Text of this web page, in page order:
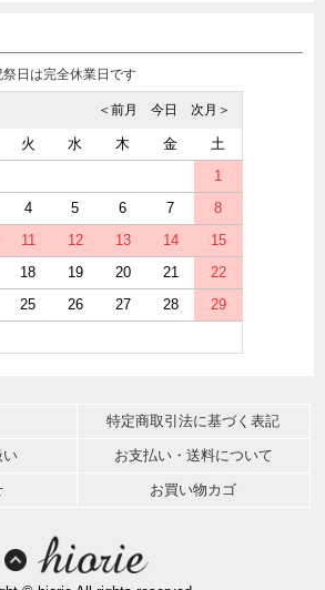
日は完全休業日です
次月＞
今日
＜前月
火 水 木 金
土
1
4 5 6 7
8
11 12 13 14
15
18 19 20 21
22
25 26 27 28
29
特定商取引法に基づく表記
い お支払い・送料について
お買い物カゴ